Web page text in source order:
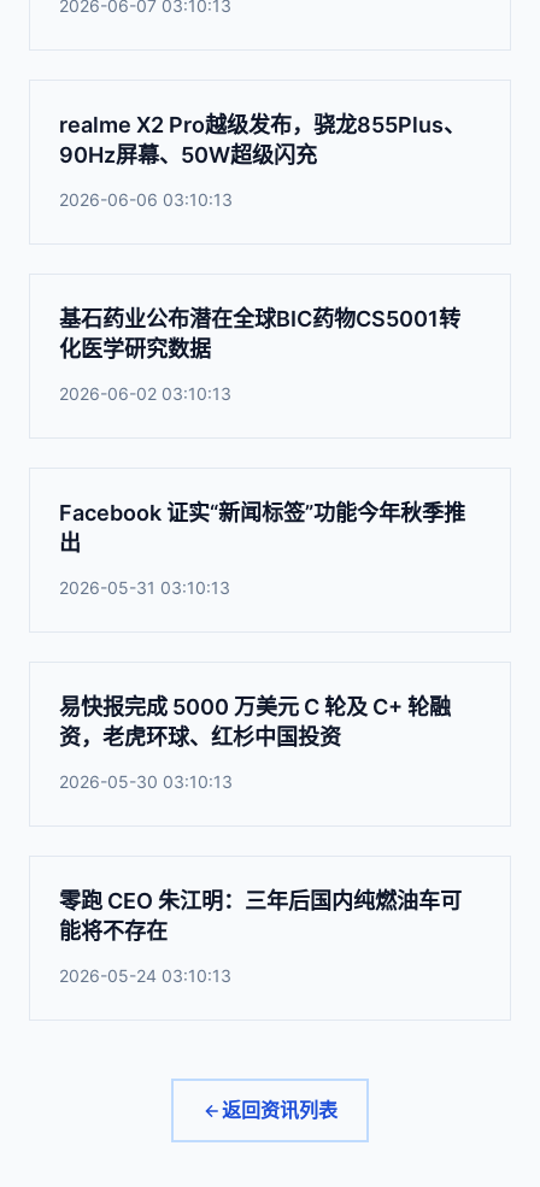
2026-06-07 03:10:13
realme X2 Pro越级发布，骁龙855Plus、
90Hz屏幕、50W超级闪充
2026-06-06 03:10:13
基石药业公布潜在全球BIC药物CS5001转
化医学研究数据
2026-06-02 03:10:13
Facebook 证实“新闻标签”功能今年秋季推
出
2026-05-31 03:10:13
易快报完成 5000 万美元 C 轮及 C+ 轮融
资，老虎环球、红杉中国投资
2026-05-30 03:10:13
零跑 CEO 朱江明：三年后国内纯燃油车可
能将不存在
2026-05-24 03:10:13
返回资讯列表